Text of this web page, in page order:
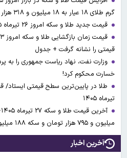
گرم طلای ۱۸ عیار به ۱۸ میلیون و ۳۱۸ هزار و ۱۰۰ تومان رسید
قیمت جدید طلا و سکه امروز ۲۶ تیرماه ۱۴۰۵/ جدول
قیمتی را نشانه گرفت + جدول
خسارت محکوم کرد!
تیرماه ۱۴۰۵
میلیون و ۷۹۵ هزار تومان و سکه ۱۸۸ میلیون و ۵۰۰ هزار تومان شد
آخرین اخبار